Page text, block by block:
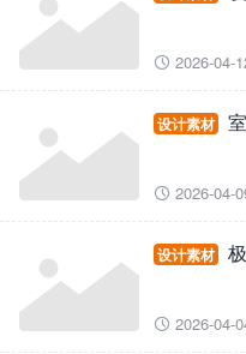
 2026-04-
设计素材
 2026-04-
设计素材
 2026-04-